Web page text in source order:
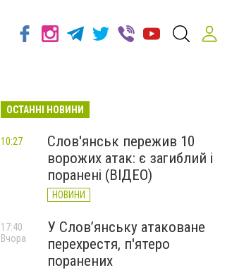
ОСТАННІ НОВИНИ
Слов'янськ пережив 10
ворожих атак: є загиблий і
поранені (ВІДЕО)
НОВИНИ
10:27
У Слов’янську атаковане
перехрестя, п'ятеро
поранених
17:40
Вчора